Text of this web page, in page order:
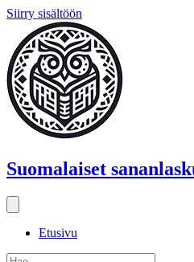
Siirry sisältöön
Suomalaiset
Etusivu